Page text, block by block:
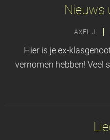
Nieuws
AXEL J.
Hier is je ex-
vernomen hebben! Veel